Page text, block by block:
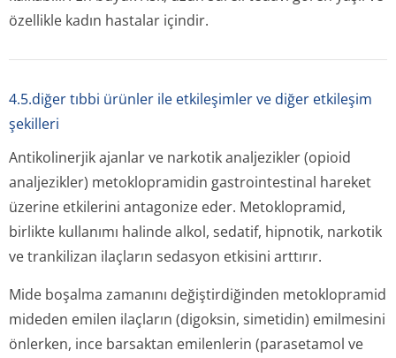
özellikle kadın hastalar içindir.
4.5.diğer tıbbi ürünler ile etkileşimler ve diğer etkileşim
şekilleri
Antikolinerjik ajanlar ve narkotik analjezikler (opioid
analjezikler) metoklopramidin gastrointestinal hareket
üzerine etkilerini antagonize eder. Metoklopramid,
birlikte kullanımı halinde alkol, sedatif, hipnotik, narkotik
ve trankilizan ilaçların sedasyon etkisini arttırır.
Mide boşalma zamanını değiştirdiğinden metoklopramid
mideden emilen ilaçların (digoksin, simetidin) emilmesini
önlerken, ince barsaktan emilenlerin (parasetamol ve